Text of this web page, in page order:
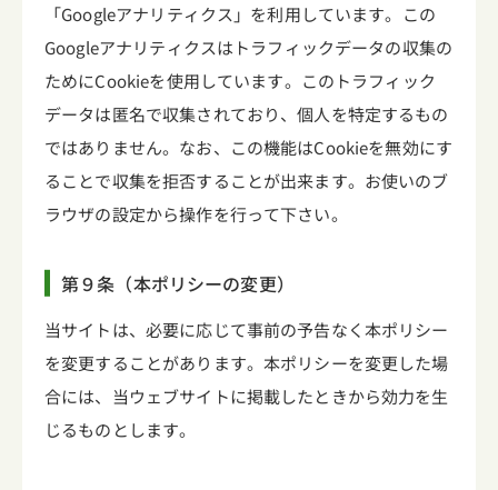
「Googleアナリティクス」を利用しています。この
Googleアナリティクスはトラフィックデータの収集の
ためにCookieを使用しています。このトラフィック
データは匿名で収集されており、個人を特定するもの
ではありません。なお、この機能はCookieを無効にす
ることで収集を拒否することが出来ます。お使いのブ
ラウザの設定から操作を行って下さい。
第９条（本ポリシーの変更）
当サイトは、必要に応じて事前の予告なく本ポリシー
を変更することがあります。本ポリシーを変更した場
合には、当ウェブサイトに掲載したときから効力を生
じるものとします。